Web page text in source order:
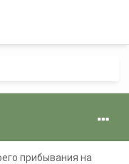
прибывания на